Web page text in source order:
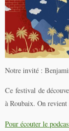
Notre invité :
Ce festival de
à Roubaix. On
Pour écouter le